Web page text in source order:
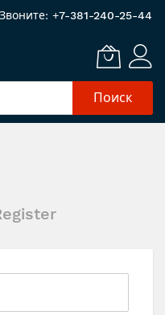
Звоните: +7-381-240-25-44
Поиск